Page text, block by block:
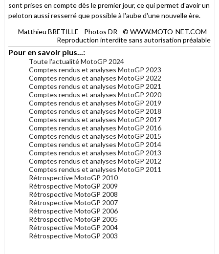
sont prises en compte dès le premier jour, ce qui permet d'avoir un
peloton aussi resserré que possible à l'aube d'une nouvelle ère.
Matthieu BRETILLE - Photos DR - © WWW.MOTO-NET.COM -
Reproduction interdite sans autorisation préalable
Pour en savoir plus...:
Toute l'actualité MotoGP 2024
Comptes rendus et analyses MotoGP 2023
Comptes rendus et analyses MotoGP 2022
Comptes rendus et analyses MotoGP 2021
Comptes rendus et analyses MotoGP 2020
Comptes rendus et analyses MotoGP 2019
Comptes rendus et analyses MotoGP 2018
Comptes rendus et analyses MotoGP 2017
Comptes rendus et analyses MotoGP 2016
Comptes rendus et analyses MotoGP 2015
Comptes rendus et analyses MotoGP 2014
Comptes rendus et analyses MotoGP 2013
Comptes rendus et analyses MotoGP 2012
Comptes rendus et analyses MotoGP 2011
Rétrospective MotoGP 2010
Rétrospective MotoGP 2009
Rétrospective MotoGP 2008
Rétrospective MotoGP 2007
Rétrospective MotoGP 2006
Rétrospective MotoGP 2005
Rétrospective MotoGP 2004
Rétrospective MotoGP 2003